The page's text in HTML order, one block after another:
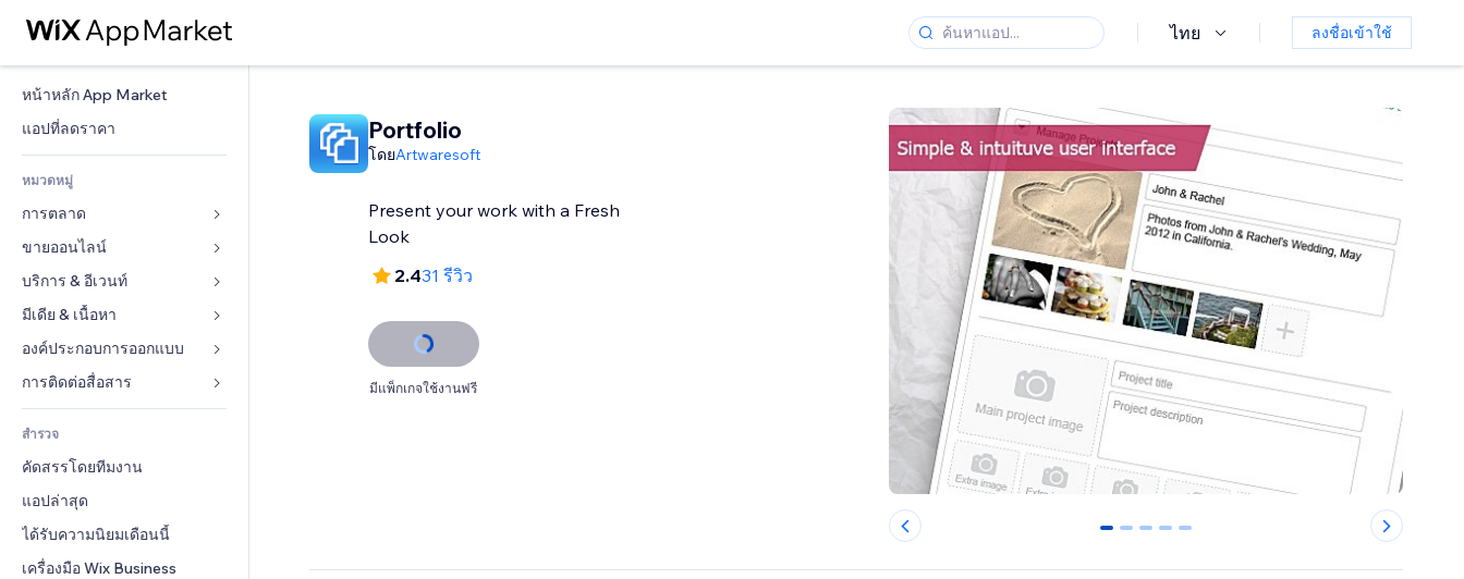
ไทย ลงชื่อเข้าใช้
หน้าหลัก App Market
แอปที่ลดราคา
หมวดหมู่
การตลาด
โฆษณา
โทรศัพท์มือถือ
บทวิเคราะห์
โซเชียล
ทำอันดับเว็บไซต์
อีเมล
ขายออนไลน์
แอปสำหรับร้านค้า
การจัดส่ง & ส่งมอบสินค้า
ปุ่มการจำหน่าย
คอร์สออนไลน์
บัญชี
คูปอง & ความภักดีในแบรนด์
โซลูชันคลังสินค้า
การดรอปชิป
บริการ & อีเวนท์
โรงแรม
อีเวนท์
ร้านอาหาร
อสังหาริมทรัพย์
การจอง
มีเดีย & เนื้อหา
แกลเลอรี
เพลง
พอดแคสต์
การถ่ายภาพ
วิดีโอ
PDF
การแชร์ไฟล์
ข่าว
องค์ประกอบการออกแบบ
แผนที่  & การนำทาง
ส่วนบุคคล & ความปลอดภัย
นาฬิกา
เทมเพลตเพจ
เอฟเฟกต์รูปภาพ
ปุ่ม & เมนู
แบนเนอร์ & สัญลักษณ์
แบบฟอร์ม
แบบสำรวจ
แชต
หมายเหตุ
โทรศัพท์
สำรวจ
คัดสรรโดยทีมงาน
แอปล่าสุด
ได้รับความนิยมเดือนนี้
เครื่องมือ Wix Business
Portfolio
โดยArtwaresoft
Present your work with a Fresh
Look
2.431 รีวิว
มีแพ็กเกจใช้งานฟรี
0 1 2 3 4